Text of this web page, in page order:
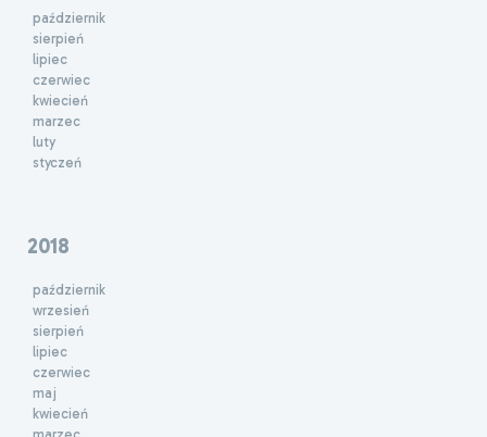
październik
sierpień
lipiec
czerwiec
kwiecień
marzec
luty
styczeń
2018
październik
wrzesień
sierpień
lipiec
czerwiec
maj
kwiecień